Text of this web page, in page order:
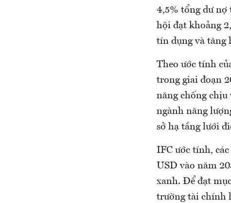
4,5% tổng dư nợ
hội đạt khoảng
tín dụng và tăng
Theo ước tính
trong giai đoạn
năng chống chịu
ngành năng
sở hạ tầng lưới
IFC ước tính,
USD vào năm
xanh. Để đạt
trường tài chính